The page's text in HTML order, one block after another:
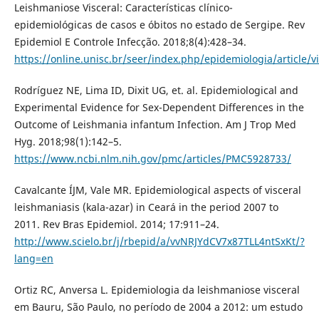
Leishmaniose Visceral: Características clínico-
epidemiológicas de casos e óbitos no estado de Sergipe. Rev
Epidemiol E Controle Infecção. 2018;8(4):428–34.
https://online.unisc.br/seer/index.php/epidemiologia/article/
Rodríguez NE, Lima ID, Dixit UG, et. al. Epidemiological and
Experimental Evidence for Sex-Dependent Differences in the
Outcome of Leishmania infantum Infection. Am J Trop Med
Hyg. 2018;98(1):142–5.
https://www.ncbi.nlm.nih.gov/pmc/articles/PMC5928733/
Cavalcante ÍJM, Vale MR. Epidemiological aspects of visceral
leishmaniasis (kala-azar) in Ceará in the period 2007 to
2011. Rev Bras Epidemiol. 2014; 17:911–24.
http://www.scielo.br/j/rbepid/a/vvNRJYdCV7x87TLL4ntSxKt/?
lang=en
Ortiz RC, Anversa L. Epidemiologia da leishmaniose visceral
em Bauru, São Paulo, no período de 2004 a 2012: um estudo